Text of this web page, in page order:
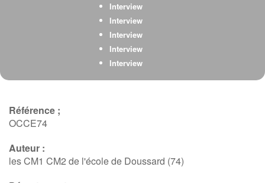
Interview
Interview
Interview
Interview
Interview
Référence ;
OCCE74
Auteur :
les CM1 CM2 de l'école de Doussard (74)